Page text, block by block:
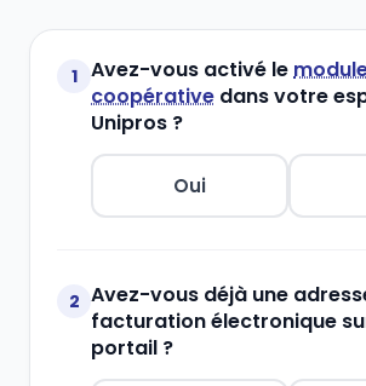
1 Avez-vous activé le
coopérative dans votre
Unipros ?
Oui
2 Avez-vous déjà une
facturation électronique
portail ?